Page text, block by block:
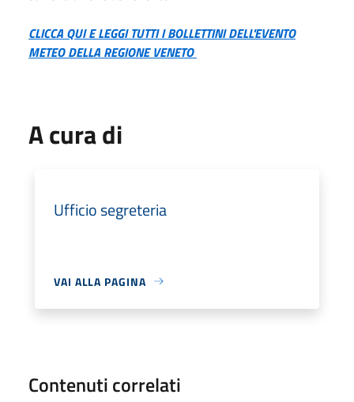
CLICCA QUI E LEGGI TUTTI I BOLLETTINI DELL'EVENTO
METEO DELLA REGIONE VENETO
A cura di
Ufficio segreteria
VAI ALLA PAGINA
Contenuti correlati